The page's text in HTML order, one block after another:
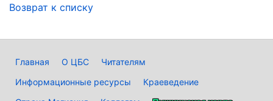
Возврат к списку
Главная О ЦБС
Читателям
Информационные ресурсы
Краеведение